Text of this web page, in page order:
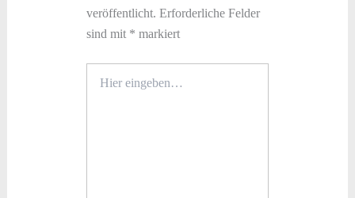
veröffentlicht. Erforderliche Felder
sind mit * markiert
eingeben…